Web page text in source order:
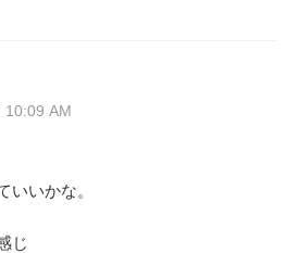
10:09 AM
いいかな。
じ